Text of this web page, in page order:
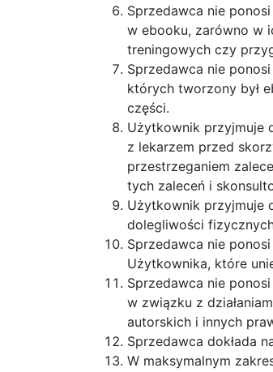
Sprzedawca nie
w ebooku, zarówno w
treningowych czy
Sprzedawca nie
których tworzony był
części.
Użytkownik przyjmuje
z lekarzem przed
przestrzeganiem
tych zaleceń i
Użytkownik przyjmuje
dolegliwości
Sprzedawca nie
Użytkownika, które
Sprzedawca nie
w związku z
autorskich i innych
Sprzedawca dokłada
W maksymalnym